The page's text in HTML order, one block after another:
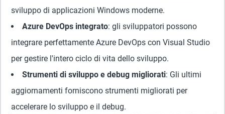
sviluppo di applicazioni Windows moderne.
Azure DevOps integrato: gli sviluppatori possono
integrare perfettamente Azure DevOps con Visual Studio
per gestire l'intero ciclo di vita dello sviluppo.
Strumenti di sviluppo e debug migliorati: Gli ultimi
aggiornamenti forniscono strumenti migliorati per
accelerare lo sviluppo e il debug.